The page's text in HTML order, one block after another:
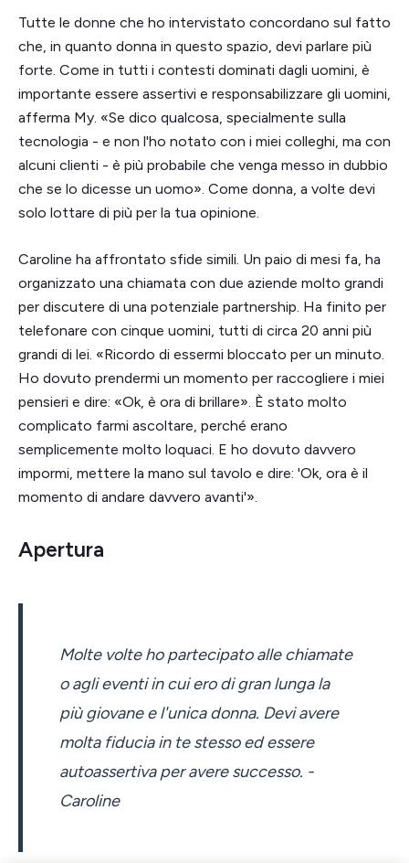
Tutte le donne che ho intervistato concordano sul fatto
che, in quanto donna in questo spazio, devi parlare più
forte. Come in tutti i contesti dominati dagli uomini, è
importante essere assertivi e responsabilizzare gli uomini,
afferma My. «Se dico qualcosa, specialmente sulla
tecnologia - e non l'ho notato con i miei colleghi, ma con
alcuni clienti - è più probabile che venga messo in dubbio
che se lo dicesse un uomo». Come donna, a volte devi
solo lottare di più per la tua opinione.
Caroline ha affrontato sfide simili. Un paio di mesi fa, ha
organizzato una chiamata con due aziende molto grandi
per discutere di una potenziale partnership. Ha finito per
telefonare con cinque uomini, tutti di circa 20 anni più
grandi di lei. «Ricordo di essermi bloccato per un minuto.
Ho dovuto prendermi un momento per raccogliere i miei
pensieri e dire: «Ok, è ora di brillare». È stato molto
complicato farmi ascoltare, perché erano
semplicemente molto loquaci. E ho dovuto davvero
impormi, mettere la mano sul tavolo e dire: 'Ok, ora è il
momento di andare davvero avanti'».
Apertura
Molte volte ho partecipato alle chiamate
o agli eventi in cui ero di gran lunga la
più giovane e l'unica donna. Devi avere
molta fiducia in te stesso ed essere
autoassertiva per avere successo. -
Caroline